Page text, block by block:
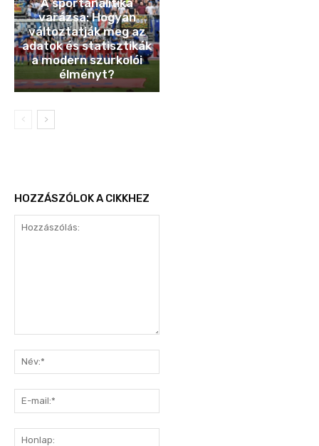
varázsa: Hogyan
változtatják meg az
adatok és statisztikák
a modern szurkolói
élményt?
HOZZÁSZÓLOK A CIKKHEZ
mail:*